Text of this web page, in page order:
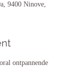
9400 Ninove,
ontpannende